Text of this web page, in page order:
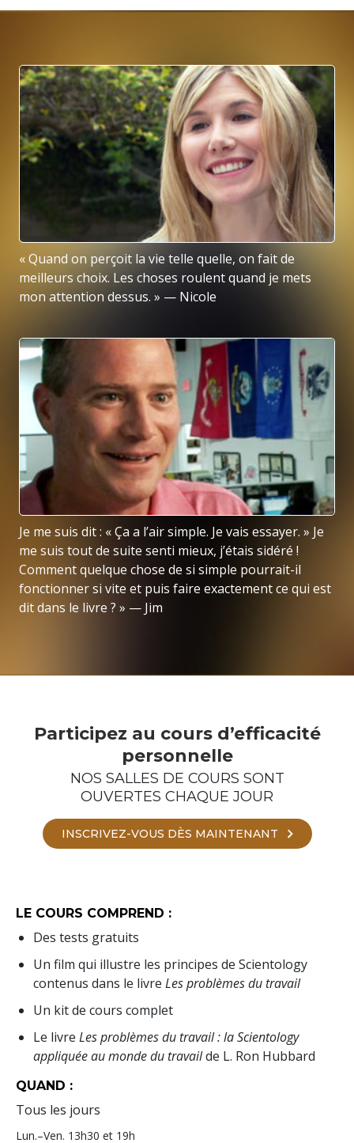
« Quand on perçoit la vie telle quelle, on fait de
meilleurs choix. Les choses roulent quand je mets
mon attention dessus. » — Nicole
Je me suis dit : « Ça a l’air simple. Je vais essayer. » Je
me suis tout de suite senti mieux, j’étais sidéré !
Comment quelque chose de si simple pourrait-il
fonctionner si vite et puis faire exactement ce qui est
dit dans le livre ? » — Jim
Participez au cours d’efficacité
personnelle
NOS SALLES DE COURS SONT
OUVERTES CHAQUE JOUR
INSCRIVEZ-VOUS DÈS MAINTENANT
LE COURS COMPREND :
Des tests gratuits
Un film qui illustre les principes de Scientology
contenus dans le livreLes problèmes du travail
Un kit de cours complet
Le livreLes problèmes du travail : la Scientology
appliquée au monde du travailde L. Ron Hubbard
QUAND :
Tous les jours
Lun.–Ven. 13h30 et 19h